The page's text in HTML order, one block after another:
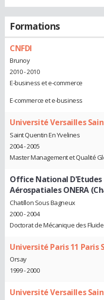
Formations
CNFDI
Brunoy
2010 - 2010
E-business et e-commerce
E-commerce et e-business
Université Versailles
Saint Quentin En Yvelines
2004 - 2005
Master Management et Qualité
Office National D'Etudes
Aérospatiales ONERA
Chatillon Sous Bagneux
2000 - 2004
Doctorat de Mécanique des
Université Paris 11 Paris
Orsay
1999 - 2000
Université Versailles